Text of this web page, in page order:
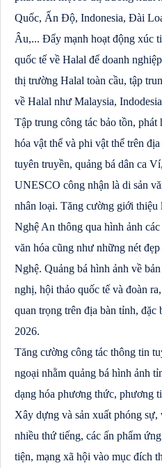
Quốc, Ấn Độ, Indonesia, Đài
Âu,... Đẩy mạnh hoạt động xúc
quốc tế về Halal để doanh
thị trường Halal toàn cầu, tập
về Halal như Malaysia,
Tập trung công tác bảo tồn,
hóa vật thể và phi vật thể trên
tuyên truyền, quảng bá dân ca
UNESCO công nhận là di sản
nhân loại. Tăng cường giới
Nghệ An thông qua hình ảnh
văn hóa cũng như những nét
Nghệ. Quảng bá hình ảnh về
nghị, hội thảo quốc tế và đoàn
quan trọng trên địa bàn tỉnh,
2026.
Tăng cường công tác thông tin
ngoại nhằm quảng bá hình ảnh
dạng hóa phương thức, phương
Xây dựng và sản xuất phóng
nhiều thứ tiếng, các ấn phẩm
tiện, mạng xã hội vào mục đích